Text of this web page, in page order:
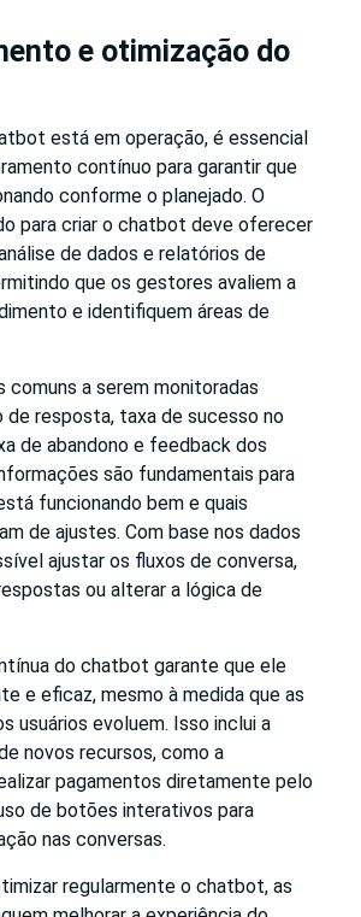
e otimização do
está em operação, é essencial
contínuo para garantir que
conforme o planejado. O
para criar o chatbot deve oferecer
de dados e relatórios de
que os gestores avaliem a
e identifiquem áreas de
comuns a serem monitoradas
de resposta, taxa de sucesso no
de abandono e feedback dos
são fundamentais para
funcionando bem e quais
de ajustes. Com base nos dados
ajustar os fluxos de conversa,
ou alterar a lógica de
do chatbot garante que ele
e eficaz, mesmo à medida que as
usuários evoluem. Isso inclui a
novos recursos, como a
pagamentos diretamente pelo
de botões interativos para
nas conversas.
regularmente o chatbot, as